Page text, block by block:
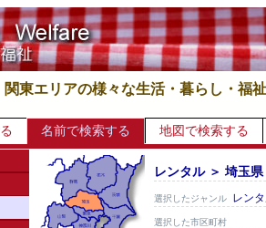
関東エリアの様々な生活・暮らし・福
名前で検索する
地図で検索する
レンタル ＞ 埼玉
選択したジャンル レン
選択した市区町村